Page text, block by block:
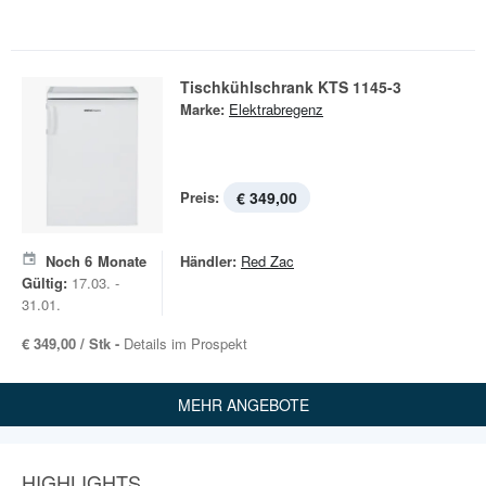
Tischkühlschrank KTS 1145-3
Marke: Elektrabregenz
Preis: € 349,00
Noch 6 Monate
Gültig: 17.03. -
31.01.
Händler: Red Zac
€ 349,00 / Stk - Details im Prospekt
MEHR ANGEBOTE